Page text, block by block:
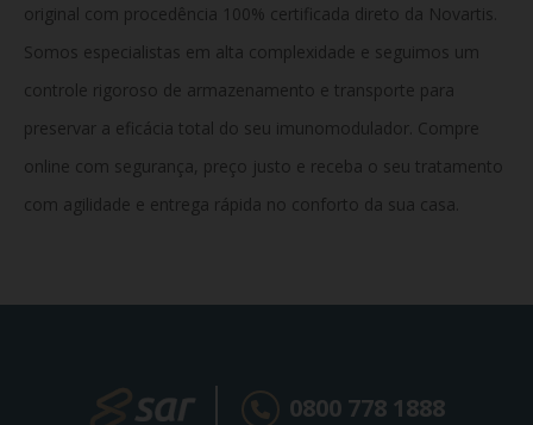
original com procedência 100% certificada direto da Novartis.
Somos especialistas em alta complexidade e seguimos um
controle rigoroso de armazenamento e transporte para
preservar a eficácia total do seu imunomodulador. Compre
online com segurança, preço justo e receba o seu tratamento
com agilidade e entrega rápida no conforto da sua casa.
0800 778 1888